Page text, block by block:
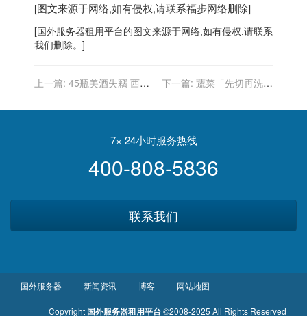
[图文来源于网络,如有侵权,请联系福步网络删除]
[国外服务器租用平台的图文来源于网络,如有侵权,请联系
我们删除。]
上一篇: 45瓶美酒失竊 西國
也沒了
下一篇: 蔬菜「先切再洗」
才對
7× 24小时服务热线
400-808-5836
联系我们
国外服务器 新闻资讯 博客 网站地图
Copyright 国外服务器租用平台©2008-2025 All Rights Reserved